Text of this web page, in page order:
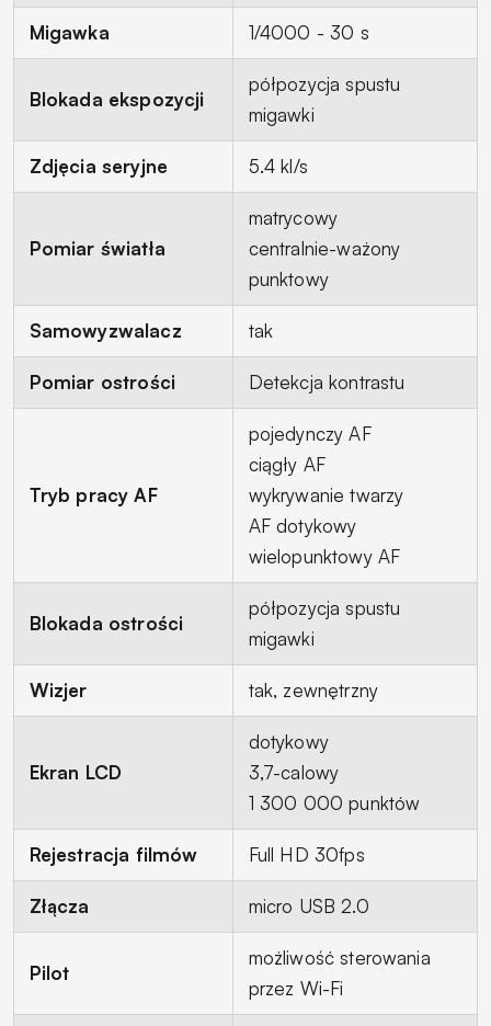
Migawka 1/4000 - 30 s
Blokada ekspozycji
półpozycja spustu
migawki
Zdjęcia seryjne 5.4 kl/s
Pomiar światła
matrycowy
centralnie-ważony
punktowy
Samowyzwalacz tak
Pomiar ostrości Detekcja kontrastu
Tryb pracy AF
pojedynczy AF
ciągły AF
wykrywanie twarzy
AF dotykowy
wielopunktowy AF
Blokada ostrości
półpozycja spustu
migawki
Wizjer tak, zewnętrzny
Ekran LCD
dotykowy
3,7-calowy
1 300 000 punktów
Rejestracja filmów Full HD 30fps
Złącza micro USB 2.0
Pilot
możliwość sterowania
przez Wi-Fi